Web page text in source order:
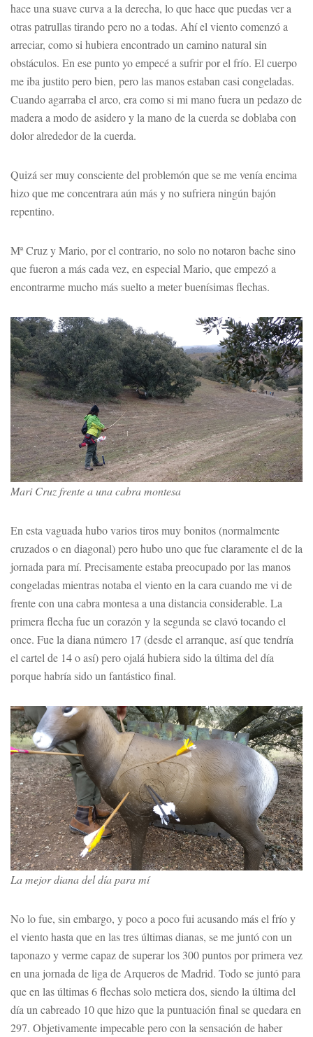
hace una suave curva a la derecha, lo que hace que puedas ver a
otras patrullas tirando pero no a todas. Ahí el viento comenzó a
arreciar, como si hubiera encontrado un camino natural sin
obstáculos. En ese punto yo empecé a sufrir por el frío. El cuerpo
me iba justito pero bien, pero las manos estaban casi congeladas.
Cuando agarraba el arco, era como si mi mano fuera un pedazo de
madera a modo de asidero y la mano de la cuerda se doblaba con
dolor alrededor de la cuerda.
Quizá ser muy consciente del problemón que se me venía encima
hizo que me concentrara aún más y no sufriera ningún bajón
repentino.
Mª Cruz y Mario, por el contrario, no solo no notaron bache sino
que fueron a más cada vez, en especial Mario, que empezó a
encontrarme mucho más suelto a meter buenísimas flechas.
Mari Cruz frente a una cabra montesa
En esta vaguada hubo varios tiros muy bonitos (normalmente
cruzados o en diagonal) pero hubo uno que fue claramente el de la
jornada para mí. Precisamente estaba preocupado por las manos
congeladas mientras notaba el viento en la cara cuando me vi de
frente con una cabra montesa a una distancia considerable. La
primera flecha fue un corazón y la segunda se clavó tocando el
once. Fue la diana número 17 (desde el arranque, así que tendría
el cartel de 14 o así) pero ojalá hubiera sido la última del día
porque habría sido un fantástico final.
La mejor diana del día para mí
No lo fue, sin embargo, y poco a poco fui acusando más el frío y
el viento hasta que en las tres últimas dianas, se me juntó con un
taponazo y verme capaz de superar los 300 puntos por primera vez
en una jornada de liga de Arqueros de Madrid. Todo se juntó para
que en las últimas 6 flechas solo metiera dos, siendo la última del
día un cabreado 10 que hizo que la puntuación final se quedara en
297. Objetivamente impecable pero con la sensación de haber